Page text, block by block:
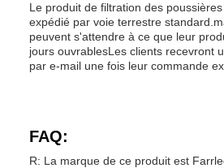
Le produit de filtration des
expédié par voie terrestre
peuvent s'attendre à ce que leur
jours ouvrablesLes clients recevront
par e-mail une fois leur commande
FAQ:
R: La marque de ce produit est